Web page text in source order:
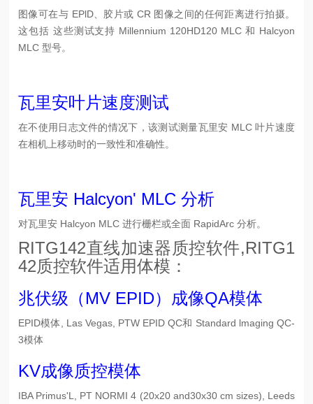
图像可在与 EPlD、胶片或 CR 图像之间的任何距离进行拍摄。
这包括 这些测试支持 Millennium 120HD120 MLC 和 Halcyon
MLC 型号。
瓦里安叶片速度测试
在不使用日志文件的情况下，该测试测量瓦里安 MLC 叶片速度
在相机上移动时的一致性和准确性。
瓦里安 Halcyon' MLC 分析
对瓦里安 Halcyon MLC 进行栅栏或全面 RapidArc 分析。
RITG142直线加速器质控软件,RITG1
42质控软件适用体模：
兆伏级（MV EPID）成像QA模体
EPID模体 , Las Vegas, PTW EPID QC和 Standard lmaging QC-
3模体
KV成像质控模体
IBA Primus'L, PT NORMI 4 (20x20 and30x30 cm sizes), Leeds